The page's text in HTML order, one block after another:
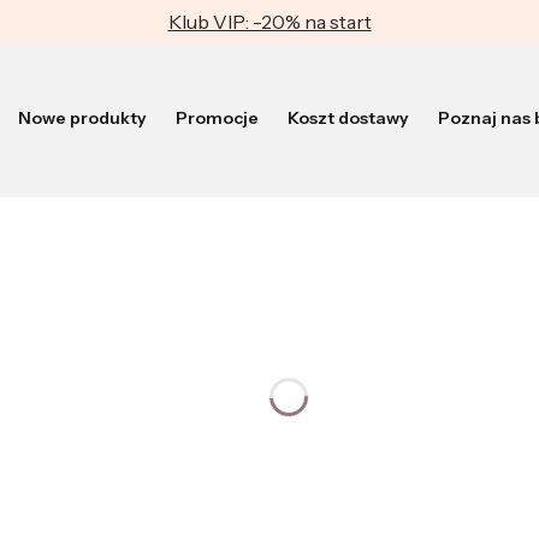
Klub VIP: -20% na start
Nowe produkty Promocje Koszt dostawy Poznaj nas